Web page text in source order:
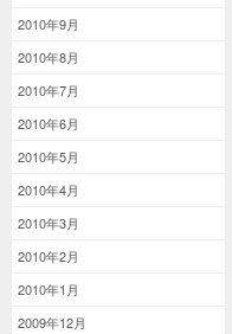
2010年9月
2010年8月
2010年7月
2010年6月
2010年5月
2010年4月
2010年3月
2010年2月
2010年1月
2009年12月